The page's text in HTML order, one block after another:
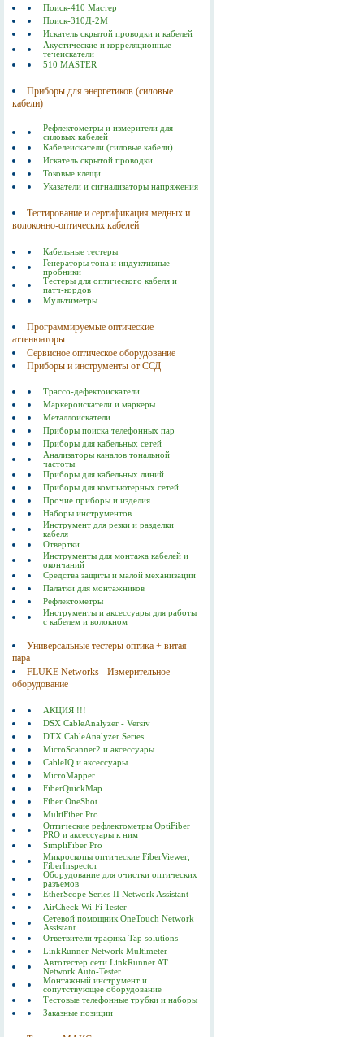
Поиск-410 Мастер
Поиск-310Д-2M
Искатель скрытой проводки и кабелей
Акустические и корреляционные
течеискатели
510 MASTER
Приборы для энергетиков (силовые
кабели)
Рефлектометры и измерители для
силовых кабелей
Кабелеискатели (силовые кабели)
Искатель скрытой проводки
Токовые клещи
Указатели и сигнализаторы напряжения
Тестирование и сертификация медных и
волоконно-оптических кабелей
Кабельные тестеры
Генераторы тона и индуктивные
пробники
Тестеры для оптического кабеля и
патч-кордов
Мультиметры
Программируемые оптические
аттенюаторы
Сервисное оптическое оборудование
Приборы и инструменты от ССД
Трассо-дефектоискатели
Маркероискатели и маркеры
Металлоискатели
Приборы поиска телефонных пар
Приборы для кабельных сетей
Анализаторы каналов тональной
частоты
Приборы для кабельных линий
Приборы для компьютерных сетей
Прочие приборы и изделия
Наборы инструментов
Инструмент для резки и разделки
кабеля
Отвертки
Инструменты для монтажа кабелей и
окончаний
Средства защиты и малой механизации
Палатки для монтажников
Рефлектометры
Инструменты и аксессуары для работы
с кабелем и волокном
Универсальные тестеры оптика + витая
пара
FLUKE Networks - Измерительное
оборудование
АКЦИЯ !!!
DSX CableAnalyzer - Versiv
DTX CableAnalyzer Series
MicroScanner2 и аксессуары
CableIQ и аксессуары
MicroMapper
FiberQuickMap
Fiber OneShot
MultiFiber Pro
Оптические рефлектометры OptiFiber
PRO и аксессуары к ним
SimpliFiber Pro
Микроскопы оптические FiberViewer,
FiberInspector
Оборудование для очистки оптических
разъемов
EtherScope Series II Network Assistant
AirCheck Wi-Fi Tester
Сетевой помощник OneTouch Network
Assistant
Ответвители трафика Tap solutions
LinkRunner Network Multimeter
Автотестер сети LinkRunner AT
Network Auto-Tester
Монтажный инструмент и
сопутствующее оборудование
Тестовые телефонные трубки и наборы
Заказные позиции